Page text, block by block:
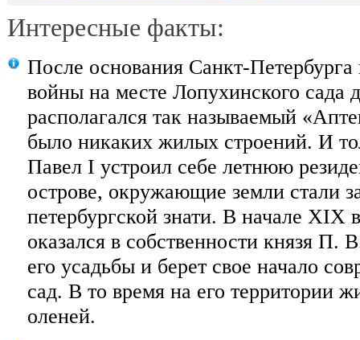
Интересные факты:
После основания Санкт-
войны на месте Лопухинского сада
располагался так называемый
было никаких жилых строений. И
Павел I устроил себе летнюю
острове, окружающие земли стали
петербургской знати. В начале XIX
оказался в собственности князя П.
его усадьбы и берет свое начало
сад. В то время на его территории
оленей.